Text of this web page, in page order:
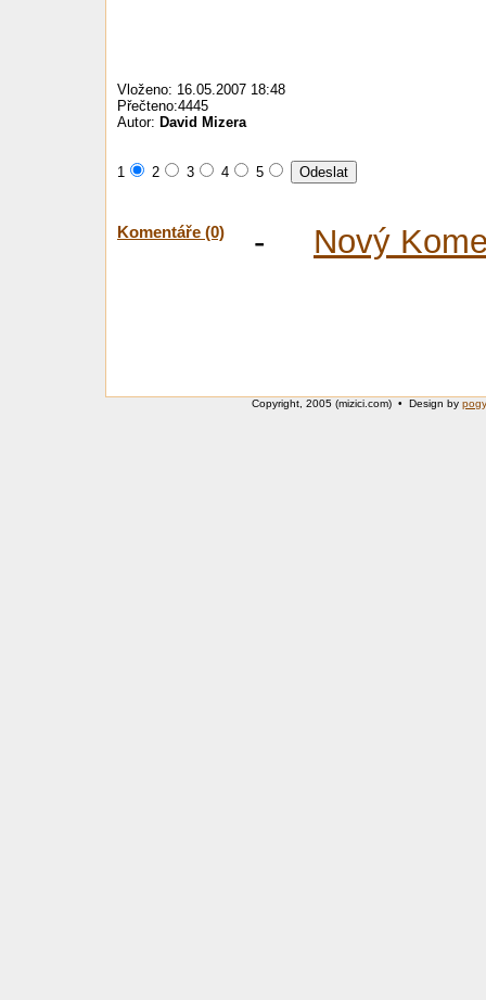
Vloženo: 16.05.2007 18:48
Přečteno:4445
Autor: David Mizera
1 2 3 4 5
Komentáře (0) - Nový
Copyright, 2005 (mizici.com) • Design by